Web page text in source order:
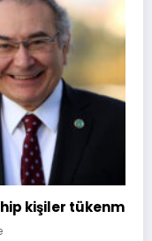
tükenmiyor!